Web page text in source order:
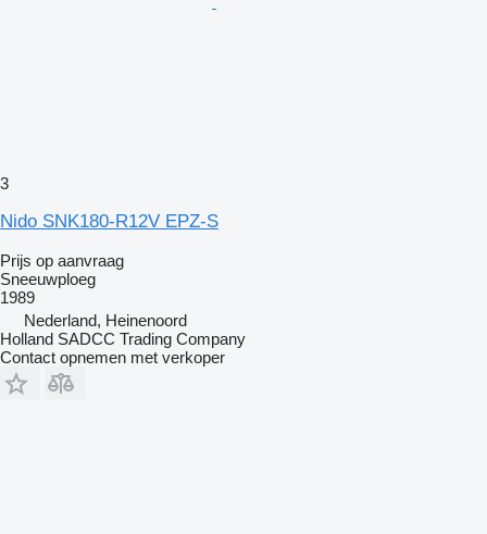
3
Nido SNK180-R12V EPZ-S
Prijs op aanvraag
Sneeuwploeg
1989
Nederland, Heinenoord
Holland SADCC Trading Company
Contact opnemen met verkoper